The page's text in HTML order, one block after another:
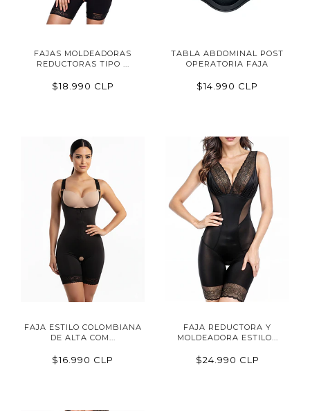
FAJAS MOLDEADORAS
REDUCTORAS TIPO ...
$18.990 CLP
TABLA ABDOMINAL POST
OPERATORIA FAJA
$14.990 CLP
FAJA ESTILO COLOMBIANA
DE ALTA COM...
$16.990 CLP
FAJA REDUCTORA Y
MOLDEADORA ESTILO...
$24.990 CLP